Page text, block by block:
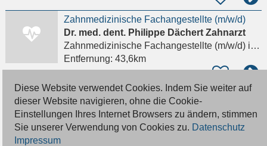
Zahnmedizinische Fachangestellte (m/w/d)
Dr. med. dent. Philippe Dächert Zahnarzt
Zahnmedizinische Fachangestellte (m/w/d)in Flörsheim am Main
Entfernung: 43,6km
Praxis Dr. Alexandra Linck
Zahnmedizinische Fachangestellte (m/w/d)
Entfernung:43,6km
Diese Website verwendet Cookies. Indem Sie weiter auf
dieser Website navigieren, ohne die Cookie-
Einstellungen Ihres Internet Browsers zu ändern, stimmen
Sie unserer Verwendung von Cookies zu. Datenschutz
Impressum